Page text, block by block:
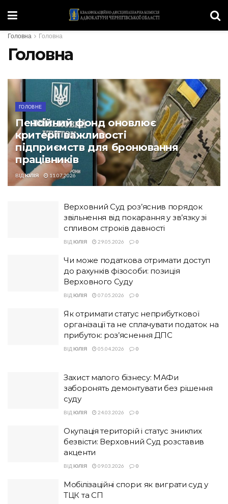
Головна Головна
Головна
ГОЛОВНЕ
Пенсійний фонд оновлює
критерії важливості
підприємств для бронювання
працівників
ВІД ЮЛІЯ 11.07.2026
Верховний Суд роз’яснив порядок
звільнення від покарання у зв’язку зі
спливом строків давності
ВІД ЮЛІЯ 29.05.2026 0
Чи може податкова отримати доступ
до рахунків фізособи: позиція
Верховного Суду
ВІД ЮЛІЯ 07.05.2026 0
Як отримати статус неприбуткової
організації та не сплачувати податок на
прибуток: роз’яснення ДПС
ВІД ЮЛІЯ 05.04.2026 0
Захист малого бізнесу: МАФи
заборонять демонтувати без рішення
суду
ВІД ЮЛІЯ 24.03.2026 0
Окупація територій і статус зниклих
безвісти: Верховний Суд розставив
акценти
ВІД ЮЛІЯ 09.03.2026 0
Мобілізаційні спори: як виграти суд у
ТЦК та СП